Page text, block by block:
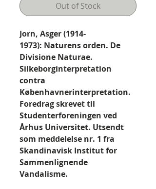
Out of Stock
Jorn, Asger (1914-
1973): Naturens orden. De
Divisione Naturae.
Silkeborginterpretation
contra
Københavnerinterpretation.
Foredrag skrevet til
Studenterforeningen ved
Århus Universitet. Utsendt
som meddelelse nr. 1 fra
Skandinavisk Institut for
Sammenlignende
Vandalisme.